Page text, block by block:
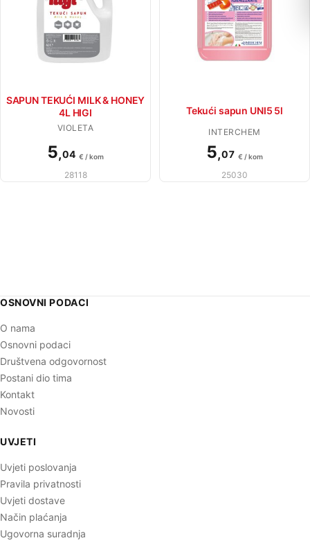
SAPUN TEKUĆI MILK & HONEY
4L HIGI
VIOLETA
5,04 € / kom
28118
Tekući sapun UNI5 5l
INTERCHEM
5,07 € / kom
25030
OSNOVNI PODACI
O nama
Osnovni podaci
Društvena odgovornost
Postani dio tima
Kontakt
Novosti
UVJETI
Uvjeti poslovanja
Pravila privatnosti
Uvjeti dostave
Način plaćanja
Ugovorna suradnja